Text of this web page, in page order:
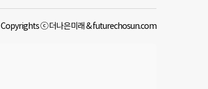
Copyrights ⓒ 더나은미래 & futurechosun.com